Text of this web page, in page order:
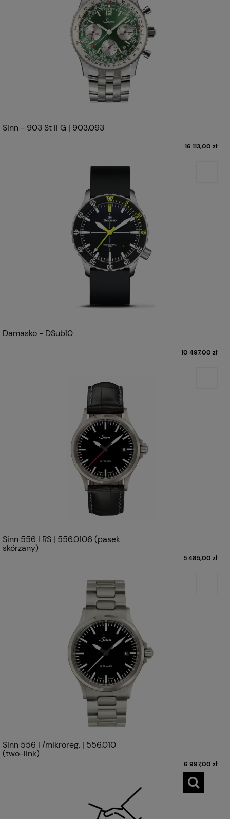
Sinn - 903 St II G | 903.093
16 113,00 zł
Damasko - DSub10
10 497,00 zł
Sinn 556 I RS | 556.0106 (pasek
skórzany)
5 485,00 zł
Sinn 556 I /mikroreg. | 556.010
(two-link)
6 997,00 zł